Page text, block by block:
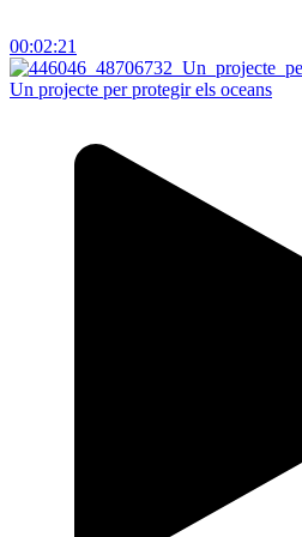
00:02:21
Un projecte per protegir els oceans